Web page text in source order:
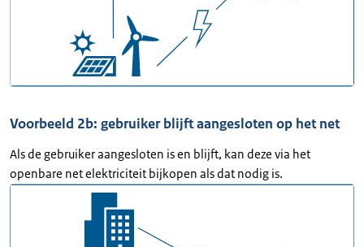
Voorbeeld 2b: gebruiker blijft aangesloten op het net
Als de gebruiker aangesloten is en blijft, kan deze via het
openbare net elektriciteit bijkopen als dat nodig is.